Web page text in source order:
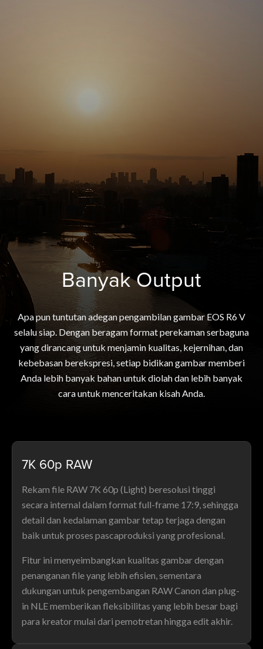
Banyak Output
Apa pun tuntutan adegan pengambilan gambar EOS R6 V
selalu siap. Dengan beragam format perekaman serbaguna
yang dirancang untuk menjamin kualitas, kejernihan, dan
kebebasan berekspresi, setiap bidikan gambar memberi
Anda lebih banyak bahan untuk diolah dan lebih banyak
cara untuk menceritakan kisah Anda.
7K 60p RAW
Rekam file RAW 7K 60p (Light) beresolusi tinggi
secara internal dalam format full-frame 17:9, sehingga
detail dan kedalaman gambar tetap terjaga dengan
baik untuk proses pascaproduksi yang profesional.
Fitur ini menyeimbangkan kualitas gambar dengan
penanganan file yang lebih efisien, sementara
dukungan untuk pengembangan RAW Canon dan plug-
in NLE memberikan fleksibilitas yang lebih besar bagi
para kreator mulai dari pemotretan hingga edit akhir.